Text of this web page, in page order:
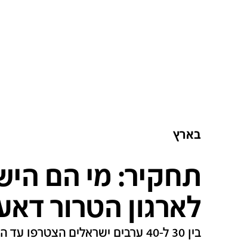
בארץ
תחקיר: מי הם
לארגון הטרור
בין 30 ל-40 ערבים ישראלים